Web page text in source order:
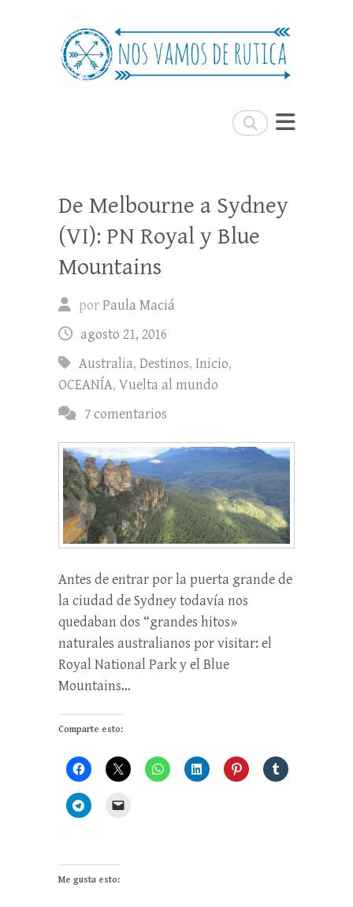
Buscar
Nos Vamos de Rutica
De Melbourne a Sydney
(VI): PN Royal y Blue
Mountains
porPaula Maciá
agosto 21, 2016
Australia, Destinos, Inicio,
OCEANÍA, Vuelta al mundo
7 comentarios
Antes de entrar por la puerta grande de
la ciudad de Sydney todavía nos
quedaban dos “grandes hitos»
naturales australianos por visitar: el
Royal National Park y el Blue
Mountains…
Comparte esto:
Me gusta esto: